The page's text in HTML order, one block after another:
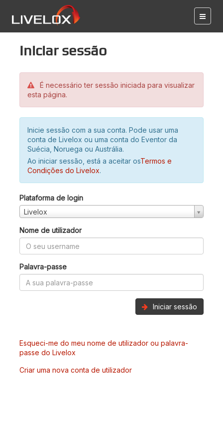
Iniciar sessão
É necessário ter sessão iniciada para visualizar
esta página.
Inicie sessão com a sua conta. Pode usar uma
conta de Livelox ou uma conta do Eventor da
Suécia, Noruega ou Austrália.
Ao iniciar sessão, está a aceitar osTermos e
Condições do Livelox.
Plataforma de login
Livelox
Nome de utilizador
Palavra-passe
Iniciar sessão
Esqueci-me do meu nome de utilizador ou palavra-
passe do Livelox
Criar uma nova conta de utilizador